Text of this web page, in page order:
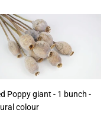
IVA
Poppy giant - 1 bunch -
colour